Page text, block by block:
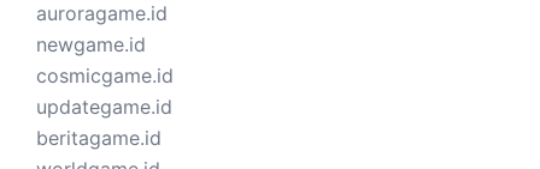
auroragame.id
newgame.id
cosmicgame.id
updategame.id
beritagame.id